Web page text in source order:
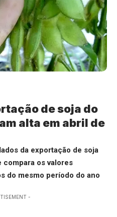
de soja do
alta em abril de
da exportação de soja
compara os valores
do mesmo período do ano
-